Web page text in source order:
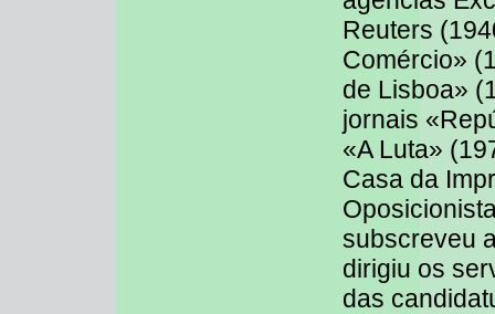
Reuters
Comércio»
de Lisboa»
jornais
«A Luta»
Casa da
subscreveu
dirigiu os
das